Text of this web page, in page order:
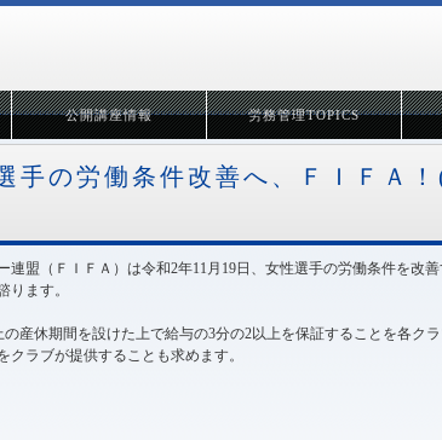
公開講座情報 労務管理TOPICS
手の労働条件改善へ、ＦＩＦＡ
連盟（ＦＩＦＡ）は令和2年11月19日、女性選手の労働条件を改
ります。
の産休期間を設けた上で給与の3分の2以上を保証することを各ク
クラブが提供することも求めます。